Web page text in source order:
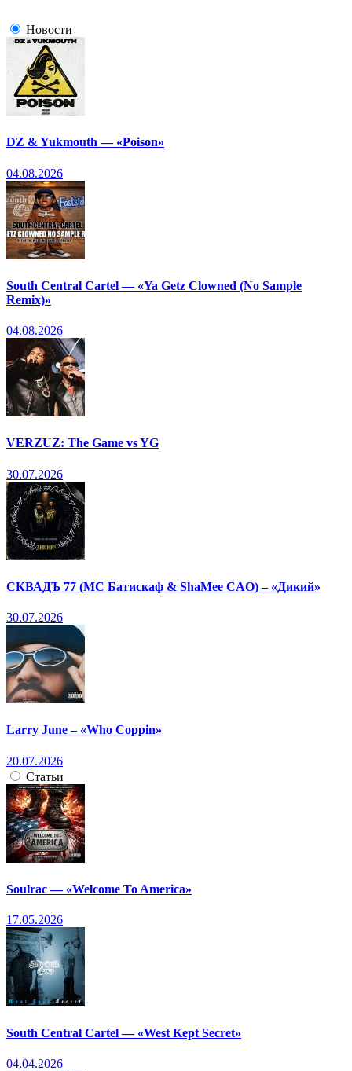
Новости
DZ & Yukmouth — «Poison»
04.08.2026
South Central Cartel — «Ya Getz Clowned (No Sample
Remix)»
04.08.2026
VERZUZ: The Game vs YG
30.07.2026
СКВАДЪ 77 (МС Батискаф & ShaMee CAO) – «Дикий»
30.07.2026
Larry June – «Who Coppin»
20.07.2026
Статьи
Soulrac — «Welcome To America»
17.05.2026
South Central Cartel — «West Kept Secret»
04.04.2026